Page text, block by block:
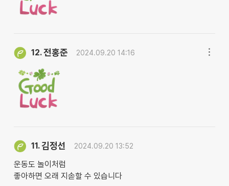
12.전홍준 2024.09.20 14:16
11.김정선 2024.09.20 13:52
운동도 놀이처럼
좋아하면 오래 지솓할 수 있습니다